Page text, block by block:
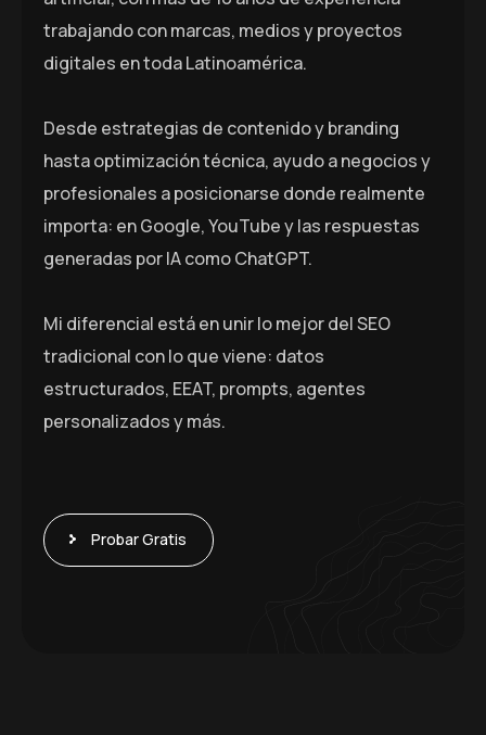
trabajando con marcas, medios y proyectos
digitales en toda Latinoamérica.
Desde estrategias de contenido y branding
hasta optimización técnica, ayudo a negocios y
profesionales a posicionarse donde realmente
importa: en Google, YouTube y las respuestas
generadas por IA como ChatGPT.
Mi diferencial está en unir lo mejor del SEO
tradicional con lo que viene: datos
estructurados, EEAT, prompts, agentes
personalizados y más.
Probar Gratis